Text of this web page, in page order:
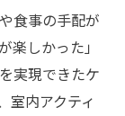
食事の手配が
楽しかった」
実現できたケ
室内アクティ